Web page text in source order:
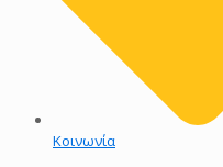
Kοινωνία